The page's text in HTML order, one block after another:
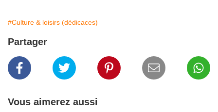
#Culture & loisirs (dédicaces)
Partager
Vous aimerez aussi